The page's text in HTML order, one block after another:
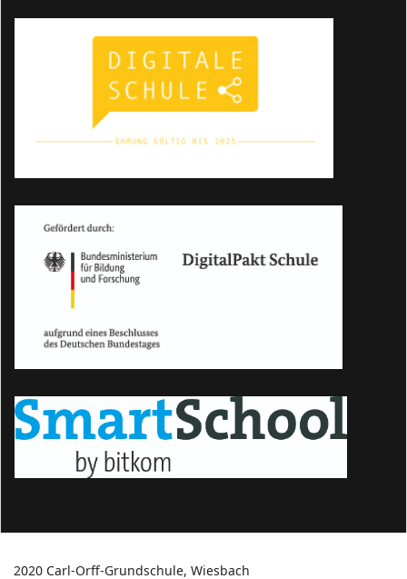
2020 Carl-Orff-Grundschule, Wiesbach